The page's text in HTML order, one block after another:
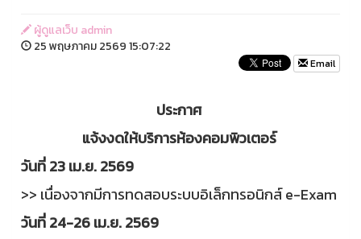
ผู้ดูแลเว็บ admin
25 พฤษภาคม 2569 15:07:22
Email
ประกาศ
แจ้งงดให้บริการห้องคอมพิวเตอร์
วันที่ 23 เม.ย. 2569
>> เนื่องจากมีการทดสอบระบบอิเล็กทรอนิกส์ e-Exam
วันที่ 24-26 เม.ย. 2569